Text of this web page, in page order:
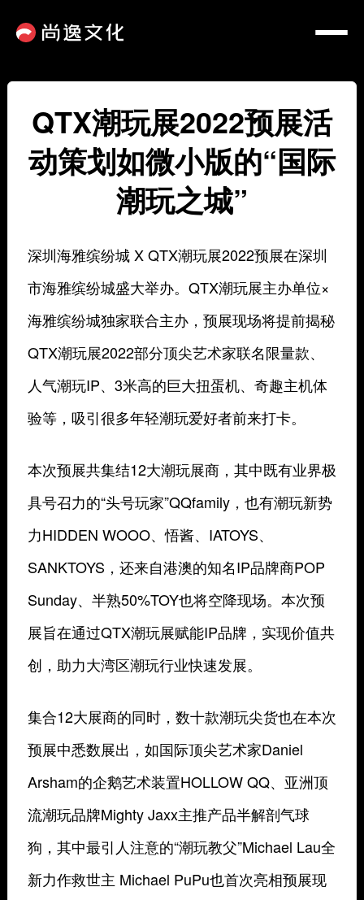
QTX潮玩展2022预展活
动策划如微小版的“国际
潮玩之城”
深圳海雅缤纷城 X QTX潮玩展2022预展在深圳
市海雅缤纷城盛大举办。QTX潮玩展主办单位×
海雅缤纷城独家联合主办，预展现场将提前揭秘
QTX潮玩展2022部分顶尖艺术家联名限量款、
人气潮玩IP、3米高的巨大扭蛋机、奇趣主机体
验等，吸引很多年轻潮玩爱好者前来打卡。
本次预展共集结12大潮玩展商，其中既有业界极
具号召力的“头号玩家”QQfamily，也有潮玩新势
力HIDDEN WOOO、悟酱、IATOYS、
SANKTOYS，还来自港澳的知名IP品牌商POP
Sunday、半熟50%TOY也将空降现场。本次预
展旨在通过QTX潮玩展赋能IP品牌，实现价值共
创，助力大湾区潮玩行业快速发展。
集合12大展商的同时，数十款潮玩尖货也在本次
预展中悉数展出，如国际顶尖艺术家Daniel
Arsham的企鹅艺术装置HOLLOW QQ、亚洲顶
流潮玩品牌Mighty Jaxx主推产品半解剖气球
狗，其中最引人注意的“潮玩教父”Michael Lau全
新力作救世主 Michael PuPu也首次亮相预展现